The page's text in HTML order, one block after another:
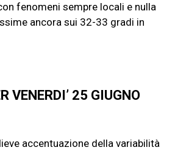
fenomeni sempre locali e nulla
ancora sui 32-33 gradi in
VENERDI’ 25 GIUGNO
accentuazione della variabilità